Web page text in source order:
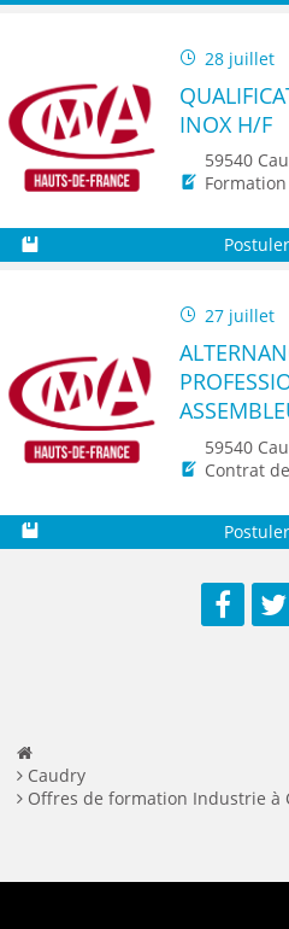
28 juillet
INOX H/F
59540
Postuler
27 juillet
59540
Contrat
Postuler
Caudry
Offres de formation Industrie à